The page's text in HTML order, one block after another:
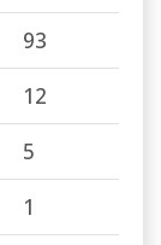
93
12
5
1